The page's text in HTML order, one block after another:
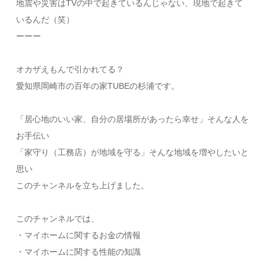
地震や災害はTVの中で起きているんじゃない、現地で起きて
いるんだ（笑）
ーーー
オカザえもんで引かれてる？
愛知県岡崎市の百年の家TUBEの杉浦です。
「居心地のいい家、自分の居場所があったら幸せ」そんな人を
お手伝い
「家守り（工務店）が地域を守る」そんな地域を増やしたいと
思い
このチャンネルを立ち上げました。
このチャンネルでは、
・マイホームに関するお金の情報
・マイホームに関する性能の知識